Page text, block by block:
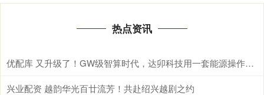
热点资讯
优配库 又升级了！GW级智算时代，达卯科技用一套能源操作系统重新定义算电协同
兴业配资 越韵华光百廿流芳！共赴绍兴越剧之约